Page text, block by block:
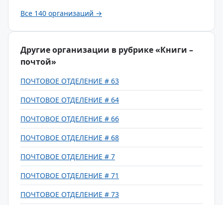
Все 140 организаций →
Другие организации в рубрике «Книги –
почтой»
ПОЧТОВОЕ ОТДЕЛЕНИЕ # 63
ПОЧТОВОЕ ОТДЕЛЕНИЕ # 64
ПОЧТОВОЕ ОТДЕЛЕНИЕ # 66
ПОЧТОВОЕ ОТДЕЛЕНИЕ # 68
ПОЧТОВОЕ ОТДЕЛЕНИЕ # 7
ПОЧТОВОЕ ОТДЕЛЕНИЕ # 71
ПОЧТОВОЕ ОТДЕЛЕНИЕ # 73